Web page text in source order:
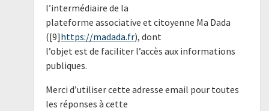
l’intermédiaire de la
plateforme associative et citoyenne Ma Dada
([9]https://madada.fr), dont
l’objet est de faciliter l’accès aux informations
publiques.
Merci d’utiliser cette adresse email pour toutes
les réponses à cette